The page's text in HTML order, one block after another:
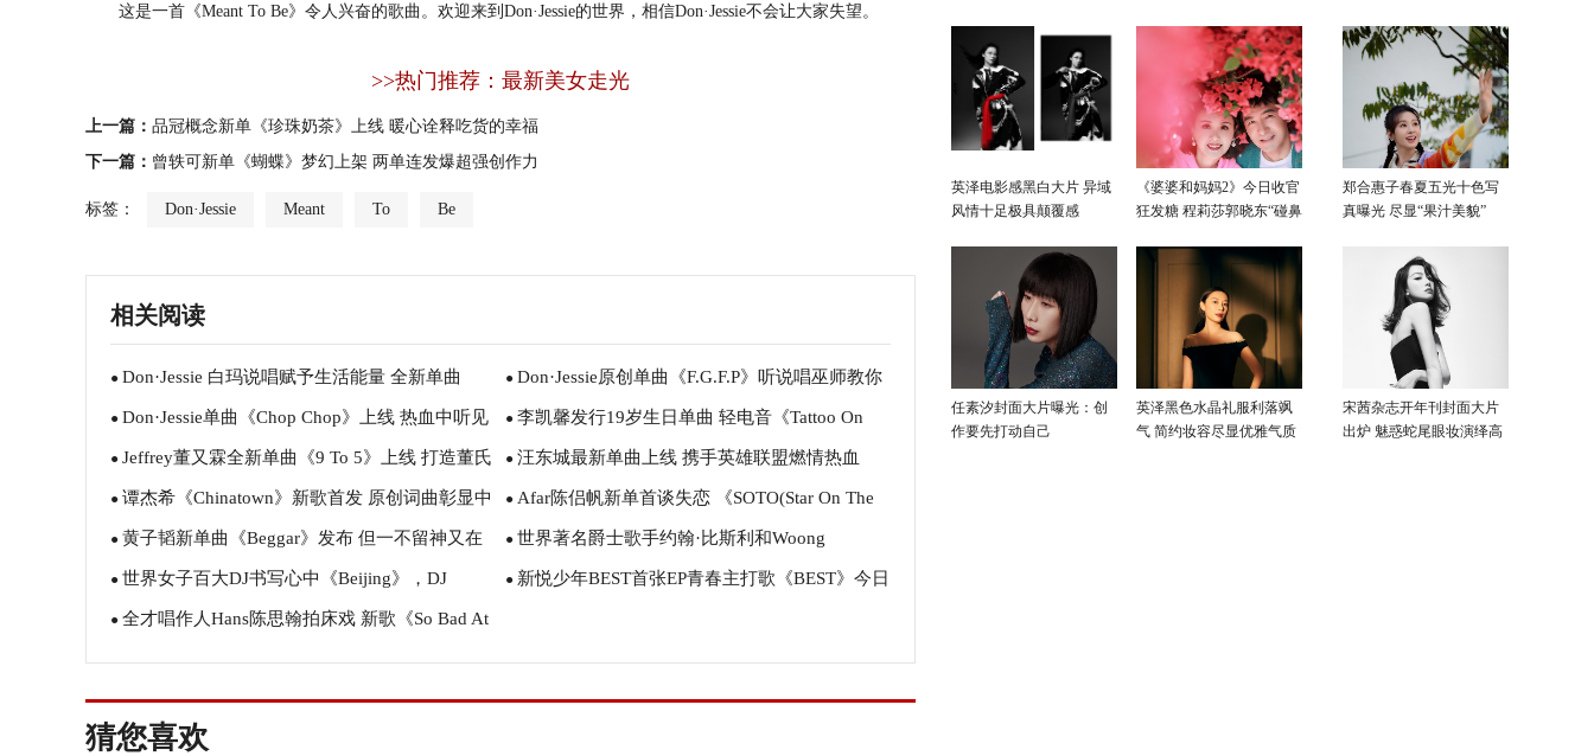
这是一首《Meant To Be》令人兴奋的歌曲。欢迎来到Don·Jessie的世界，相信Don·Jessie不会让大家失望。
>>热门推荐：最新美女走光
上一篇： 品冠概念新单《珍珠奶茶》上线 暖心诠释吃货的幸福
下一篇： 曾轶可新单《蝴蝶》梦幻上架 两单连发爆超强创作力
标签： Don·Jessie Meant To Be
相关阅读
● Don·Jessie 白玛说唱赋予生活能量 全新单曲
《Trappin》力量来袭
● Don·Jessie原创单曲《F.G.F.P》听说唱巫师教你
放胆做自己
● Don·Jessie单曲《Chop Chop》上线 热血中听见
梦想的声音
● 李凯馨发行19岁生日单曲 轻电音《Tattoo On
My Face》上线
● Jeffrey董又霖全新单曲《9 To 5》上线 打造董氏
专属情歌SWAG
● 汪东城最新单曲上线 携手英雄联盟燃情热血
● 谭杰希《Chinatown》新歌首发 原创词曲彰显中
西文化融合魅力
● Afar陈侣帆新单首谈失恋 《SOTO(Star On The
Ocean)》硬核上线
● 黄子韬新单曲《Beggar》发布 但一不留神又在
这搞了个大新闻
● 世界著名爵士歌手约翰·比斯利和Woong
SanMU:CON发布单曲《Bear Walk》
● 世界女子百大DJ书写心中《Beijing》，DJ
KAKA首创中国风电音
● 新悦少年BEST首张EP青春主打歌《BEST》今日
● 全才唱作人Hans陈思翰拍床戏 新歌《So Bad At
Being Alone》MV执导又摄影
猜您喜欢
英泽电影感黑白大片 异域
风情十足极具颠覆感
《婆婆和妈妈2》今日收官
狂发糖 程莉莎郭晓东“碰鼻
郑合惠子春夏五光十色写
真曝光 尽显“果汁美貌”
任素汐封面大片曝光：创
作要先打动自己
英泽黑色水晶礼服利落飒
气 简约妆容尽显优雅气质
宋茜杂志开年刊封面大片
出炉 魅惑蛇尾眼妆演绎高